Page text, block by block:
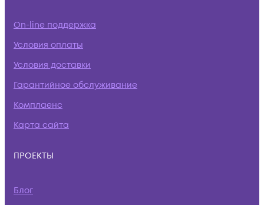
On-line поддержка
Условия оплаты
Условия доставки
Гарантийное обслуживание
Комплаенс
Карта сайта
ПРОЕКТЫ
Блог